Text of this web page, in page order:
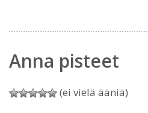
Anna pisteet
(ei vielä ääniä)